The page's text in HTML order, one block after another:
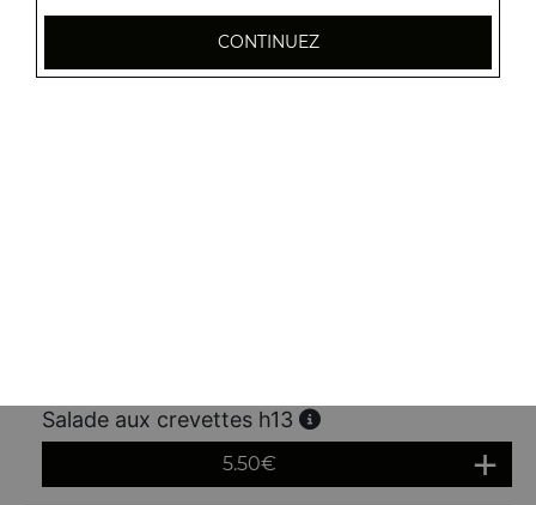
Salade aux crevettes h13
5.50€
CONTINUEZ